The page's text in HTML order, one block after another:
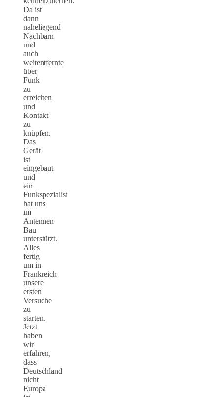
Da ist
dann
naheliegend
Nachbarn
und
auch
weitentfernte
über
Funk
zu
erreichen
und
Kontakt
zu
knüpfen.
Das
Gerät
ist
eingebaut
und
ein
Funkspezialist
hat uns
im
Antennen
Bau
unterstützt.
Alles
fertig
um in
Frankreich
unsere
ersten
Versuche
zu
starten.
Jetzt
haben
wir
erfahren,
dass
Deutschland
nicht
Europa